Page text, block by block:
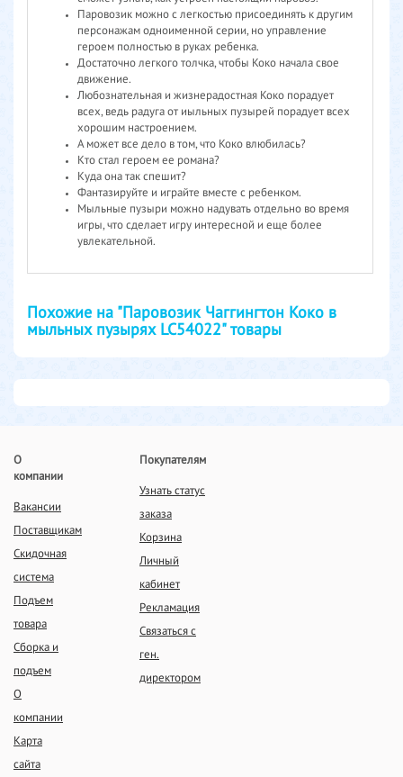
Паровозик можно с легкостью присоединять к другим
персонажам одноименной серии, но управление
героем полностью в руках ребенка.
Достаточно легкого толчка, чтобы Коко начала свое
движение.
Любознательная и жизнерадостная Коко порадует
всех, ведь радуга от иыльных пузырей порадует всех
хорошим настроением.
А может все дело в том, что Коко влюбилась?
Кто стал героем ее романа?
Куда она так спешит?
Фантазируйте и играйте вместе с ребенком.
Мыльные пузыри можно надувать отдельно во время
игры, что сделает игру интересной и еще более
увлекательной.
Похожие на "Паровозик Чаггингтон Коко в
мыльных пузырях LC54022" товары
О
компании
Вакансии
Поставщикам
Скидочная
система
Подъем
товара
Сборка и
подъем
О
компании
Карта
сайта
Покупателям
Узнать статус
заказа
Корзина
Личный
кабинет
Рекламация
Связаться с
ген.
директором